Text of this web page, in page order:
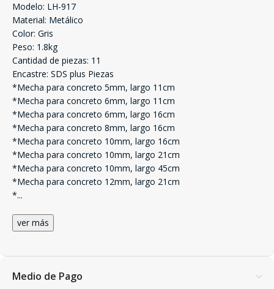
Modelo: LH-917
Material: Metálico
Color: Gris
Peso: 1.8kg
Cantidad de piezas: 11
Encastre: SDS plus Piezas
*Mecha para concreto 5mm, largo 11cm
*Mecha para concreto 6mm, largo 11cm
*Mecha para concreto 6mm, largo 16cm
*Mecha para concreto 8mm, largo 16cm
*Mecha para concreto 10mm, largo 16cm
*Mecha para concreto 10mm, largo 21cm
*Mecha para concreto 10mm, largo 45cm
*Mecha para concreto 12mm, largo 21cm
*...
ver más
Medio de Pago